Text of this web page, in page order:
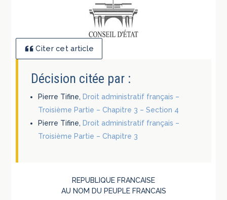
Citer cet article
Décision citée par :
Pierre Tifine,Droit administratif français –
Troisième Partie – Chapitre 3 – Section 4
Pierre Tifine,Droit administratif français –
Troisième Partie – Chapitre 3
REPUBLIQUE FRANCAISE
AU NOM DU PEUPLE FRANCAIS